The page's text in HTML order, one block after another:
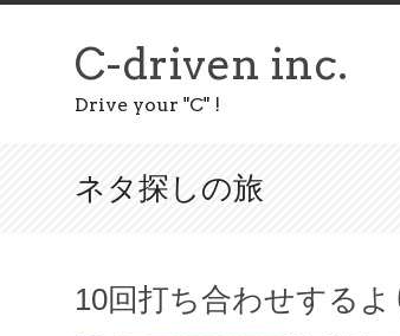
C-driven inc.
Drive your "C" !
ネタ探しの旅
10回打ち合わせする